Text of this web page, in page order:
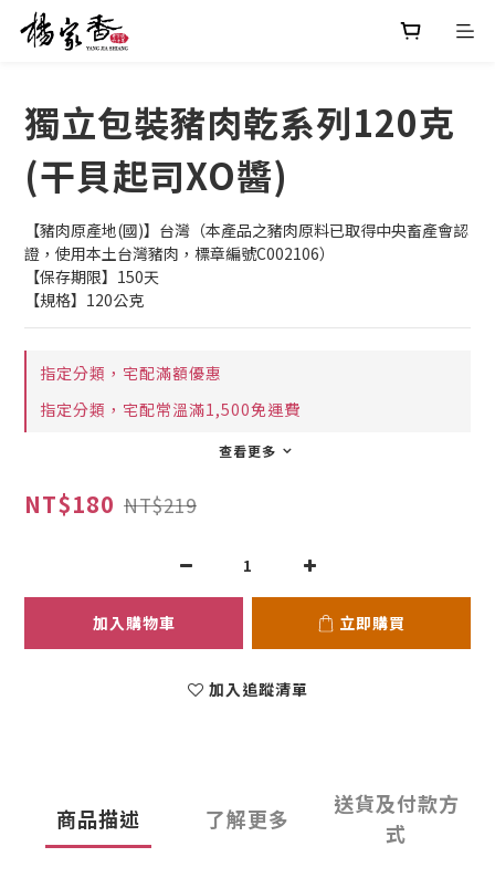
獨立包裝豬肉乾系列120克
(干貝起司XO醬)
【豬肉原產地(國)】台灣（本產品之豬肉原料已取得中央畜產會認
證，使用本土台灣豬肉，標章編號C002106）
【保存期限】150天
【規格】120公克
指定分類，宅配滿額優惠
指定分類，宅配常溫滿1,500免運費
查看更多
NT$180 NT$219
加入購物車 立即購買
加入追蹤清單
商品描述 了解更多
送貨及付款方
式